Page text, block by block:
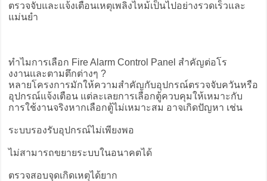
ตรวจจับและแจ้งเตือนเหตุเพลิงไหม้เป็นไปอย่างรวดเร็วและ
แม่นยำ
ทำไมการเลือก Fire Alarm Control Panel สำคัญต่อโร
งงานเเละตามตึกต่างๆ ?
หลายโครงการมักให้ความสำคัญกับอุปกรณ์ตรวจจับควันหรือ
อุปกรณ์แจ้งเตือน แต่ละเลยการเลือกตู้ควบคุมให้เหมาะกับ
การใช้งานจริงหากเลือกตู้ไม่เหมาะสม อาจเกิดปัญหา เช่น
ระบบรองรับอุปกรณ์ไม่เพียงพอ
ไม่สามารถขยายระบบในอนาคตได้
ตรวจสอบจุดเกิดเหตุได้ยาก